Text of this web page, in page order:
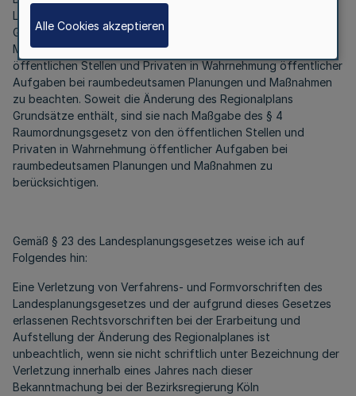
Landesplanungsgesetz mit der Bekanntmachung der
Genehmigung zum Ziel der Raumordnung. Sie ist nach
Maßgabe der §§ 4 und 5 Raumordnungsgesetz von den
öffentlichen Stellen und Privaten in Wahrnehmung öffentlicher
Aufgaben bei raumbedeutsamen Planungen und Maßnahmen
zu beachten. Soweit die Änderung des Regionalplans
Grundsätze enthält, sind sie nach Maßgabe des § 4
Raumordnungsgesetz von den öffentlichen Stellen und
Privaten in Wahrnehmung öffentlicher Aufgaben bei
raumbedeutsamen Planungen und Maßnahmen zu
berücksichtigen.
Gemäß § 23 des Landesplanungsgesetzes weise ich auf
Folgendes hin:
Eine Verletzung von Verfahrens- und Formvorschriften des
Landesplanungsgesetzes und der aufgrund dieses Gesetzes
erlassenen Rechtsvorschriften bei der Erarbeitung und
Aufstellung der Änderung des Regionalplanes ist
unbeachtlich, wenn sie nicht schriftlich unter Bezeichnung der
Verletzung innerhalb eines Jahres nach dieser
Bekanntmachung bei der Bezirksregierung Köln
Alle Cookies akzeptieren